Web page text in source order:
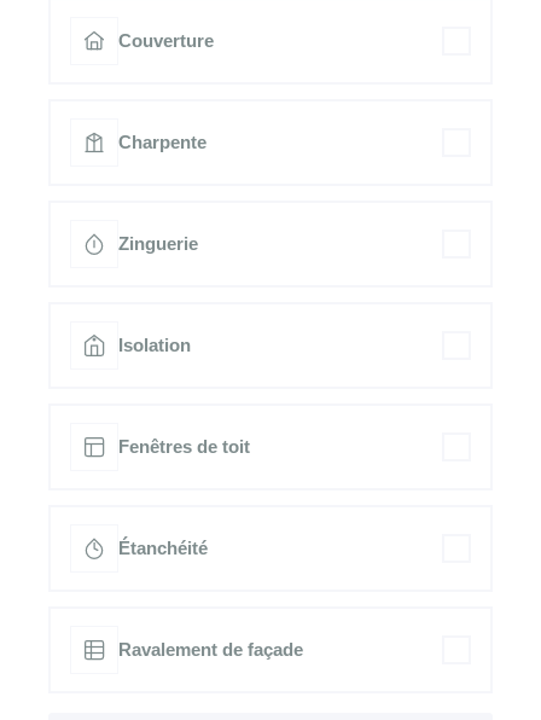
Couverture
Charpente
Zinguerie
Isolation
Fenêtres de toit
Étanchéité
Ravalement de façade